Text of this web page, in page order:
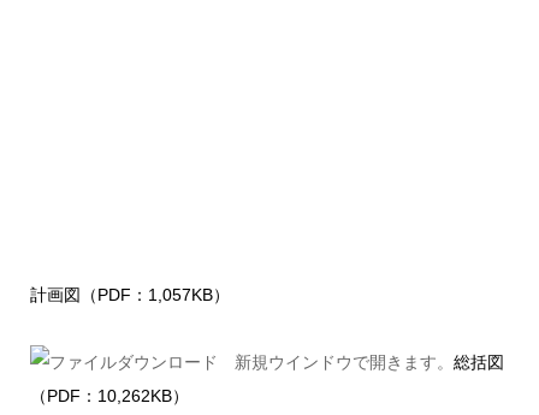
計画図（PDF：1,057KB）
総括図
（PDF：10,262KB）